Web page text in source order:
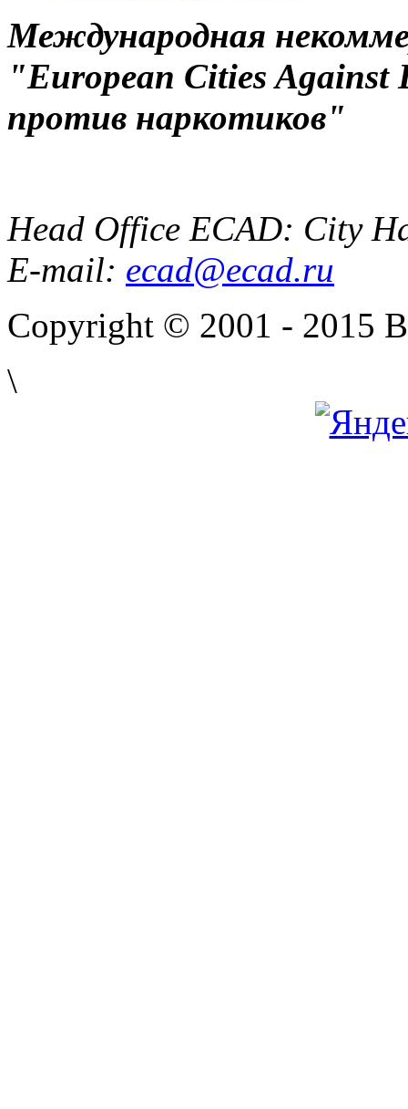
Международная
"European Cities Against
против наркотиков"
Head Office ECAD: City
E-mail: ecad@ecad.ru
Copyright © 2001 - 2015
\